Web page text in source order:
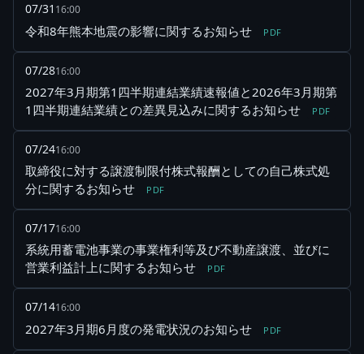
07/31 16:00
令和8年熊本地震の影響に関するお知らせ PDF
07/2816:00
2027年3月期第1四半期連結業績速報値と2026年3月期第
1四半期連結業績との差異見込みに関するお知らせ
PDF
07/2416:00
取締役に対する譲渡制限付株式報酬としての自己株式処
分に関するお知らせ
PDF
07/1716:00
系統用蓄電池事業の事業権利等及び不動産譲渡、並びに
営業利益計上に関するお知らせ
PDF
07/1416:00
2027年3月期6月度の発電状況のお知らせ PDF